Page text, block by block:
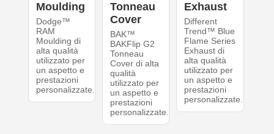
Moulding
Dodge™
RAM
Moulding di
alta qualità
utilizzato per
un aspetto e
prestazioni
personalizzate.
Tonneau
Cover
BAK™
BAKFlip G2
Tonneau
Cover di alta
qualità
utilizzato per
un aspetto e
prestazioni
personalizzate.
Exhaust
Different
Trend™ Blue
Flame Series
Exhaust di
alta qualità
utilizzato per
un aspetto e
prestazioni
personalizzate.